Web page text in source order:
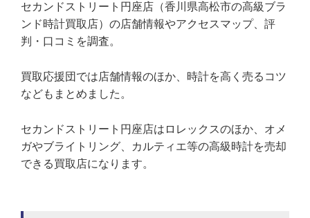
セカンドストリート円座店（香川県高松市の高級ブラ
ンド時計買取店）の店舗情報やアクセスマップ、評
判・口コミを調査。
買取応援団では店舗情報のほか、時計を高く売るコツ
などもまとめました。
セカンドストリート円座店はロレックスのほか、オメ
ガやブライトリング、カルティエ等の高級時計を売却
できる買取店になります。